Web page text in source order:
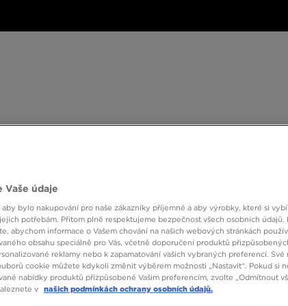
Vaše údaje
aby bylo nakupování pro naše zákazníky příjemné a aby výrobky, které si
potřebám. Přitom plně respektujeme bezpečnost všech osobních údajů.
abychom informace o Vašem chování na našich webových stránkách
obsahu speciálně pro Vás, včetně doporučení produktů
reklamy nebo k zapamatování vašich vybraných preferencí. Své
cookie můžete kdykoli změnit výběrem možnosti „Nastavit“. Pokud si
nabídky produktů přizpůsobené Vašim preferencím, zvolte „Odmítnout
v našich podmínkách ochrany osobních údajů.